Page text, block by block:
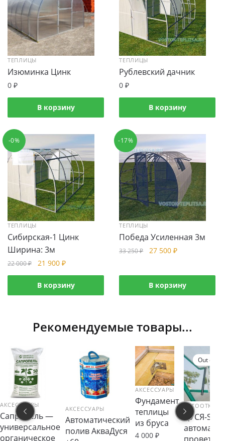
ТЕПЛИЦЫ
Изюминка Цинк
0 ₽
В корзину
ТЕПЛИЦЫ
Рублевский дачник
0₽
В корзину
-0%
ТЕПЛИЦЫ
Сибирская-1 Цинк
Ширина: 3м
22 000₽ 21 900 ₽
В корзину
-17%
ТЕПЛИЦЫ
Победа Усиленная 3м
33 250₽ 27 500₽
В корзину
Рекомендуемые товары...
АКСЕССУАРЫ
Сапропель —
универсальное
органическое
АКСЕССУАРЫ
Автоматический
полив АкваДуся
АКСЕССУАРЫ
Фундамент
теплицы
из бруса
4 000 ₽
Out of
ДУСЯ-SUN
автомат